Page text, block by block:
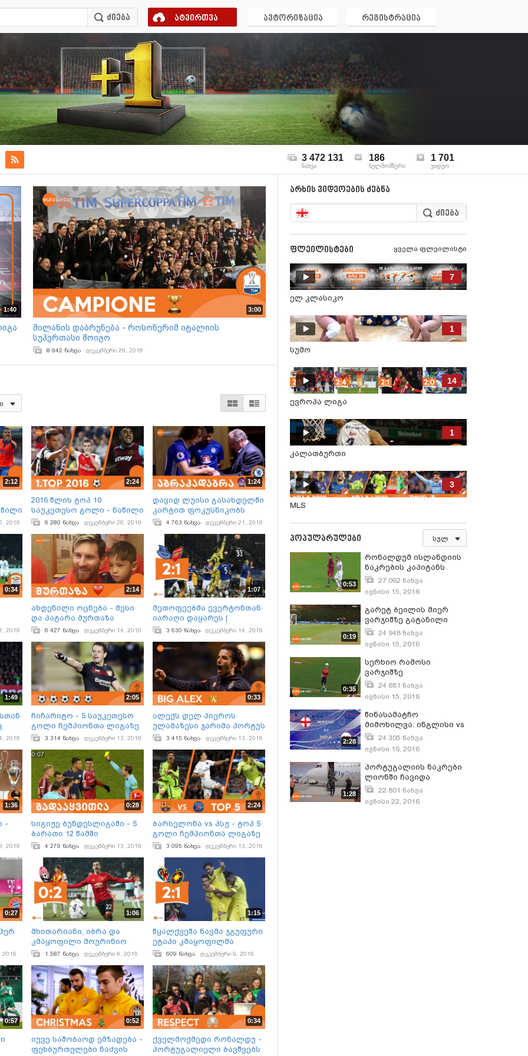
ატვირთვა ავტორიზაცია რეგისტრაცია
3 472 131
ნახვა
186
ხელმომწერი
1 701
ვიდეო
1:40 3:00
მილანის დაბრუნება - როსონერიმ იტალიის
სუპერთასი მოიგო
8 942 ნახვა დეკემბერი 26, 2016
2:12
2016
2:24
2016 წლის ტოპ 10
საუკეთესო გოლი - ნაწილი
1
6 280 ნახვა დეკემბერი 26, 2016
1:24
დავიდ ლუისი გასახდელში
კარტით ფოკუსნიკობს
4 763 ნახვა დეკემბერი 21, 2016
0:34
2016
2:14
ახდენილი ოცნება - მესი
და პატარა მურთაზა
ერთად მოედანზე
6 427 ნახვა დეკემბერი 14, 2016
1:07
მეთოფეებმა ევერტონთან
იარაღი დაყარეს |
არსენალი ჩელსის ვერ
3 630 ნახვა დეკემბერი 14, 2016
1:49
2016
2:05
ჩიჩარიტო - 5 საუკეთესო
გოლი ჩემპიონთა ლიგაზე
3 314 ნახვა დეკემბერი 13, 2016
0:33
ალექს დელ პიეროს
ულამაზესი ჯარიმა პორტუს
კარში3 415 ნახვა დეკემბერი 13, 2016
1:36
-
2016
0:28
სიგიჟე ბუნდესლიგაში - 5
ბარათი 12 წამში
4 279 ნახვა დეკემბერი 13, 2016
2:24
ბარსელონა vs პსჟ - ტოპ 5
გოლი ჩემპიონთა ლიგაზე
3 095 ნახვა დეკემბერი 13, 2016
0:27
2016
1:06
მხითარიანი, იბრა და
კმაყოფილი მოურინიო
1 587 ნახვა დეკემბერი 9, 2016
1:15
წყალქვეშა ნავმა ჯგუფური
ეტაპი კმაყოფილმა
ჩაამთავრა
609 ნახვა დეკემბერი 9, 2016
0:57 0:52
იუვე საშობაოდ ემზადება -
ფეხბურთელები ნაძვის
0:34
ქველმოქმედი რონალდუ -
პორტუგალიელი ბავშვებს
არხის ვიდეოების ძებნა
ფლეილისტები ყველა ფლეილისტი
7
ელ კლასიკო
1
სუმო
14
ევროპა ლიგა
1
კალათბურთი
3
MLS
პოპულარულები სულ
0:53
რონალდუმ ისლანდიის
ნაკრების კაპიტანს
მაისური არ გაუცვალა |
ევრო 2016
27 062 ნახვა
ივნისი 15, 2016
0:19
გარეტ ბეილის მიერ
ვარჯიშზე გატანილი
სუპერ გოლი | ევრო 2016
24 948 ნახვა
ივნისი 15, 2016
0:35
სერხიო რამოსი
ვარჯიშზე
ჟონგლიორობს | ევრო
2016
24 681 ნახვა
ივნისი 15, 2016
2:28
წინასამატჩო
მიმოხილვა: ინგლისი vs
უელსი24 305 ნახვა
ივნისი 16, 2016
1:28
პორტუგალიის ნაკრები
ლიონში ჩავიდა
22 801 ნახვა
ივნისი 22, 2016